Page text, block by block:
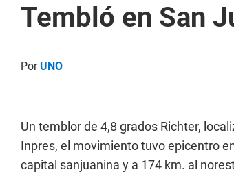
Tembló en San
PorUNO
Un temblor de 4,8 grados Richter,
Inpres, el movimiento tuvo epicentro
capital sanjuanina y a 174 km. al